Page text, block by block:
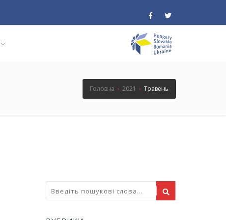
Головна › 2021 › Травень